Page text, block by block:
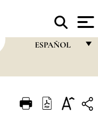
ESPAÑOL
ITALIANO